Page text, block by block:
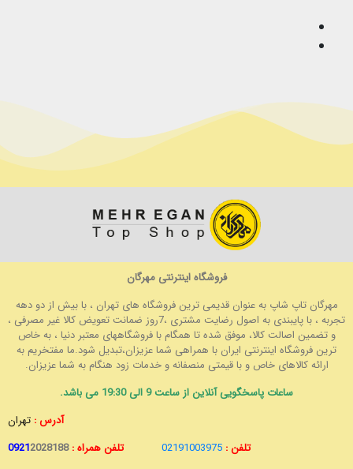
فروشگاه اینترنتی مهرگان
مهرگان تاپ شاپ به عنوان قدیمی ترین فروشگاه های تهران ، با بیش از دو دهه
تجربه ، با پایبندی به اصول رضایت مشتری ،7روز ضمانت تعویض کالا غیر مصرفی ،
و تضمین اصالت کالا، موفق شده تا همگام با فروشگاههای معتبر دنیا ، به خاص
ترین فروشگاه اینترنتی ایران با همراهی شما عزیزان،تبدیل شود.ما مفتخریم به
ارائه کالاهای خاص و با قیمتی منصفانه و خدمات زود هنگام به شما عزیزان.
ساعات پاسخگویی آنلاین از ساعت 9 الی 19:30 می باشد.
آدرس : تهران
تلفن : 02191003975 تلفن همراه : 09212028188